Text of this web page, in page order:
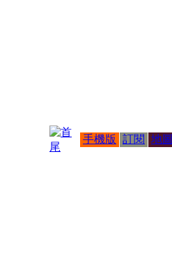
手機版 訂閱 地圖